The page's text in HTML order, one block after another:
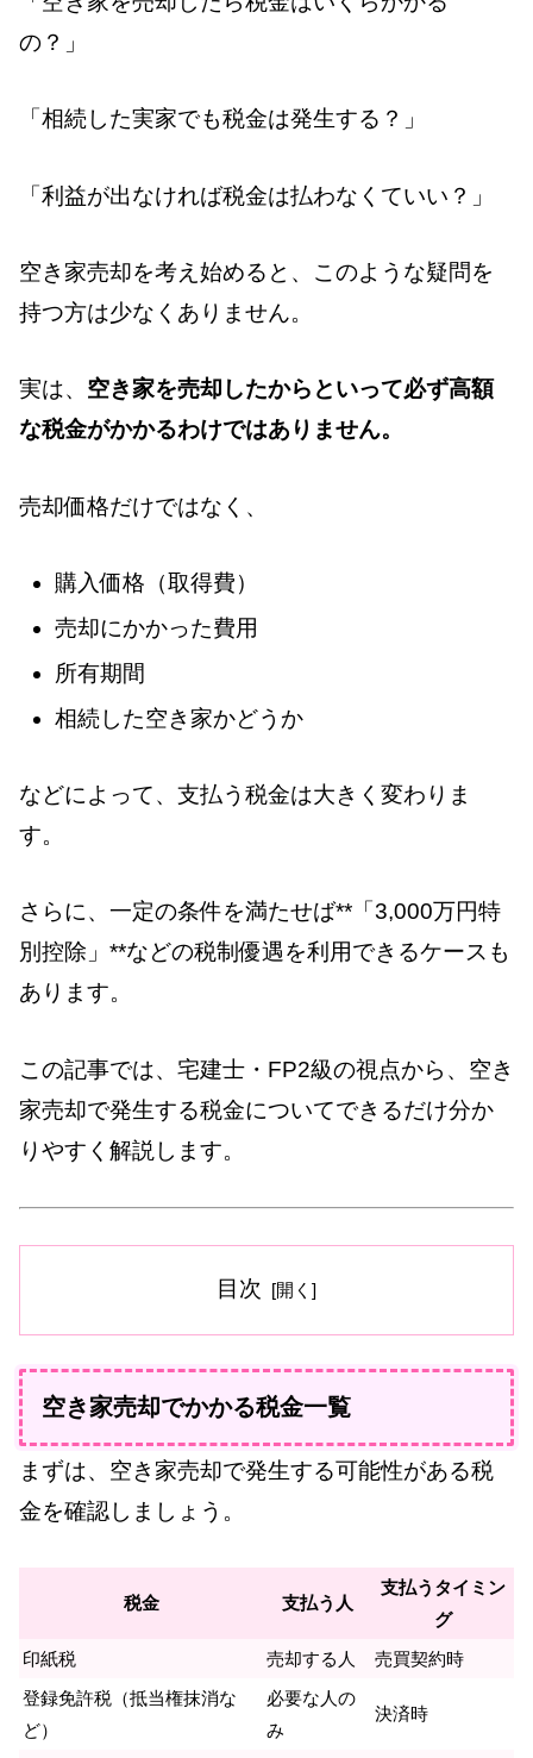
の？」
「相続した実家でも税金は発生する？」
「利益が出なければ税金は払わなくていい？」
空き家売却を考え始めると、このような疑問を
持つ方は少なくありません。
実は、 空き家を売却したからといって必ず高額
な税金がかかるわけではありません。
売却価格だけではなく、
購入価格（取得費）
売却にかかった費用
所有期間
相続した空き家かどうか
などによって、支払う税金は大きく変わりま
す。
さらに、一定の条件を満たせば**「3,000万円特
別控除」**などの税制優遇を利用できるケースも
あります。
この記事では、宅建士・FP2級の視点から、空き
家売却で発生する税金についてできるだけ分か
りやすく解説します。
目次
空き家売却でかかる税金一覧
まずは、空き家売却で発生する可能性がある税
金を確認しましょう。
税金 支払う人
支払うタイミン
グ
印紙税
売却する人
売買契約時
登録免許税（抵当権抹消な
ど）
必要な人の
み
決済時